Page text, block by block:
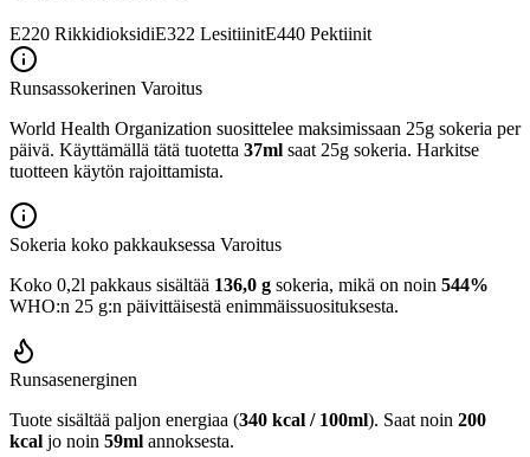
E220 RikkidioksidiE322 LesitiinitE440 Pektiinit
Runsassokerinen Varoitus
World Health Organization suosittelee maksimissaan 25g sokeria per
päivä. Käyttämällä tätä tuotetta 37ml saat 25g sokeria. Harkitse
tuotteen käytön rajoittamista.
Sokeria koko pakkauksessa Varoitus
Koko 0,2l pakkaus sisältää 136,0 g sokeria, mikä on noin 544%
WHO:n 25 g:n päivittäisestä enimmäissuosituksesta.
Runsasenerginen
Tuote sisältää paljon energiaa (340 kcal / 100ml). Saat noin 200
kcal jo noin 59ml annoksesta.